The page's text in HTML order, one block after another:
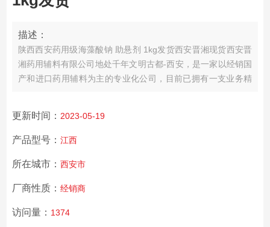
描述：
陕西西安药用级海藻酸钠 助悬剂 1kg发货西安晋湘现货西安晋
湘药用辅料有限公司地处千年文明古都-西安，是一家以经销国
产和进口药用辅料为主的专业化公司， 目前已拥有一支业务精
户量体裁衣，全部货品按要求配运，保证及时供货。
念：为制药研发网罗优质药用辅料，助力行业信息化时代高效
更新时间： 2023-05-19
产品型号： 江西
所在城市： 西安市
厂商性质： 经销商
访问量： 1374